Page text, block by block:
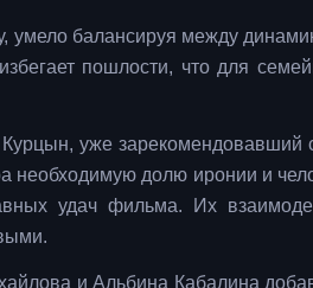
балансируя между
пошлости, что для
уже зарекомендовавший
необходимую долю иронии и
удач фильма. Их
и Альбина Кабалина